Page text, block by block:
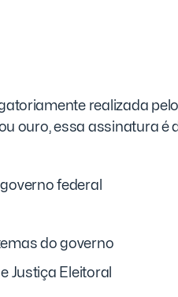
realizada
ouro, essa assinatura é
federal
do governo
Justiça Eleitoral